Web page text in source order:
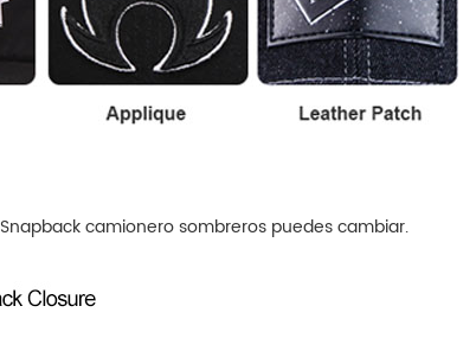
Snapback camionero sombreros puedes cambiar.